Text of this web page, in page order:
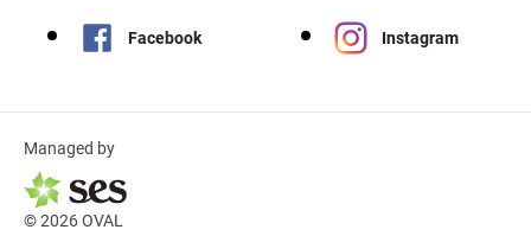
Facebook Instagram
Managed by
© 2026 OVAL